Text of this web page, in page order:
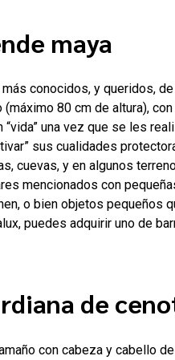
maya
conocidos, y queridos,
(máximo 80 cm de altura),
“vida” una vez que se les
sus cualidades
cuevas, y en algunos
mencionados con
o bien objetos pequeños
puedes adquirir uno de
de
con cabeza y cabello